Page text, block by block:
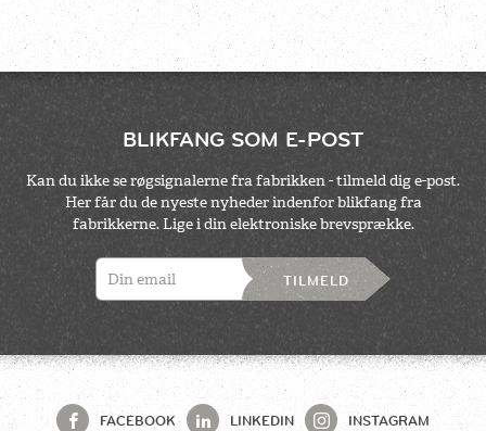
BLIKFANG SOM E-POST
Kan du ikke se røgsignalerne fra fabrikken - tilmeld dig e-post.
Her får du de nyeste nyheder indenfor blikfang fra
fabrikkerne. Lige i din elektroniske brevsprække.
TILMELD
FACEBOOK LINKEDIN INSTAGRAM